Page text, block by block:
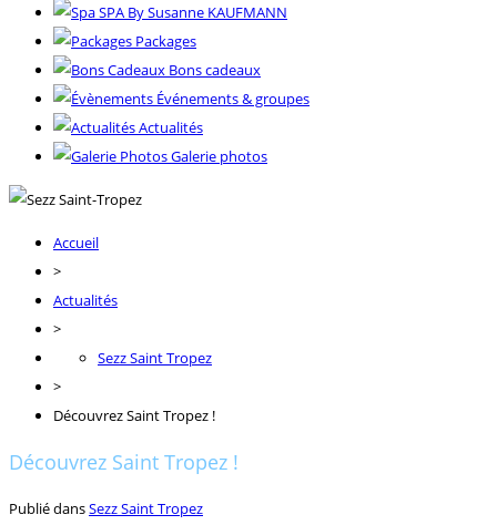
SPA By Susanne KAUFMANN
Packages
Bons cadeaux
Événements & groupes
Actualités
Galerie photos
Accueil
>
Actualités
>
Sezz Saint Tropez
>
Découvrez Saint Tropez !
Découvrez Saint Tropez !
Publié dansSezz Saint Tropez